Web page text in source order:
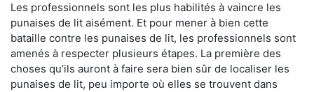
Les professionnels sont les plus habilités à vaincre les
punaises de lit aisément. Et pour mener à bien cette
bataille contre les punaises de lit, les professionnels sont
amenés à respecter plusieurs étapes. La première des
choses qu’ils auront à faire sera bien sûr de localiser les
punaises de lit, peu importe où elles se trouvent dans